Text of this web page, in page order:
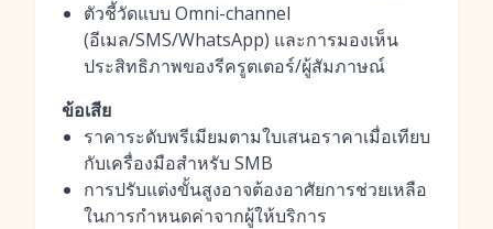
ตัวชี้วัดแบบ Omni-channel
(อีเมล/SMS/WhatsApp) และการมองเห็น
ประสิทธิภาพของรีครูตเตอร์/ผู้สัมภาษณ์
ข้อเสีย
ราคาระดับพรีเมียมตามใบเสนอราคาเมื่อเทียบ
กับเครื่องมือสำหรับ SMB
การปรับแต่งขั้นสูงอาจต้องอาศัยการช่วยเหลือ
ในการกำหนดค่าจากผู้ให้บริการ